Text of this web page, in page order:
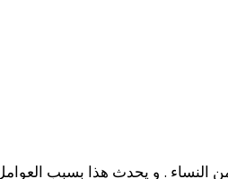
النساء . و يحدث هذا بسبب